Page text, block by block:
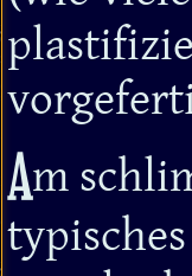
Am